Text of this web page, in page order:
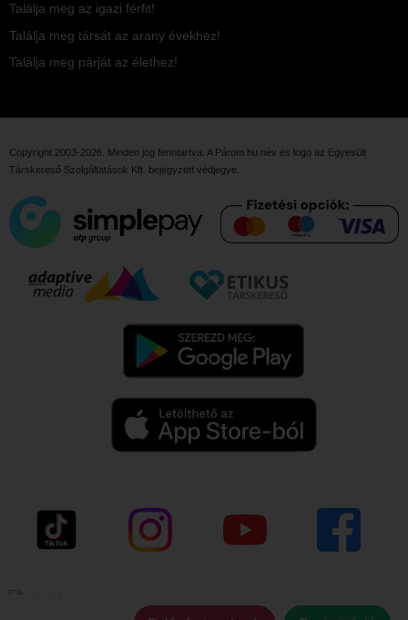
Találja meg az igazi férfit!
Találja meg társát az arany évekhez!
Találja meg párját az élethez!
Copyright 2003-2026. Minden jog fenntartva. A Párom.hu név és logo az Egyesült
Társkereső Szolgáltatások Kft.
bejegyzett védjegye.